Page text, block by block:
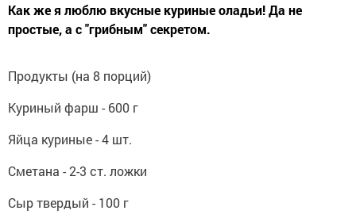
Как же я люблю вкусные куриные оладьи! Да не
простые, а с "грибным" секретом.
Продукты (на 8 порций)
Куриный фарш - 600 г
Яйца куриные - 4 шт.
Сметана - 2-3 ст. ложки
Сыр твердый - 100 г